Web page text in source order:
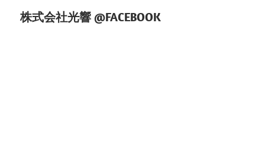
株式会社光響 @FACEBOOK